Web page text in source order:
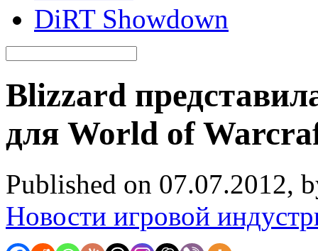
DiRT Showdown
Blizzard
для World of
Published on 07.07.2012,
Новости игровой